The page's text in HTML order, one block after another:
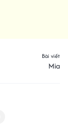
Bài viết
Mia